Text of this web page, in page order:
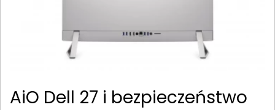
AiO Dell 27 i bezpieczeństwo